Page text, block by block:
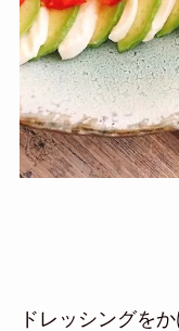
ドレッシングを